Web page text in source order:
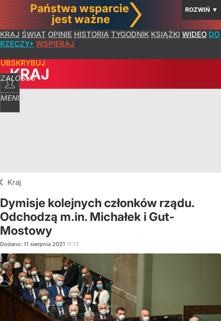
ROZWIŃ ▼
KRAJ ŚWIAT OPINIE HISTORIA TYGODNIK KSIĄŻKI WIDEO DO
RZECZY+ WSPIERAJ
ZALOGUJ
MENU
KRAJ
Kraj
Dymisje kolejnych członków rządu.
Odchodzą m.in. Michałek i Gut-
Mostowy
Dodano: 11 sierpnia 2021 11:13